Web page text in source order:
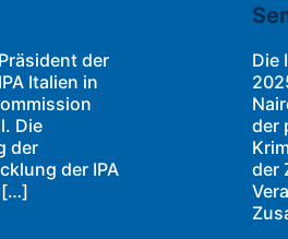
der
Italien in
Die
der
der IPA
[…]
Die
der
der